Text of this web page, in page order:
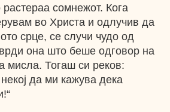
сомнежот. Кога
во Христа и одлучив да
срце, се случи чудо од
она што беше одговор на
мисла. Тогаш си реков:
да ми кажува дека